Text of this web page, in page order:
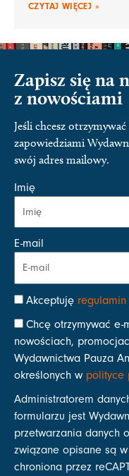
CZYTAJ WIĘCEJ »
Zapisz się na
z nowościami
Jeśli chcesz
zapowiedziami
swój adres mailowy.
Imię
E-mail
Akceptuję regulamin
Chcę otrzymywać
nowościach,
Wydawnictwa Pauza
określonych w polityce
Administratorem
formularzu jest
przetwarzania danych
związane opisane są w
chroniona przez